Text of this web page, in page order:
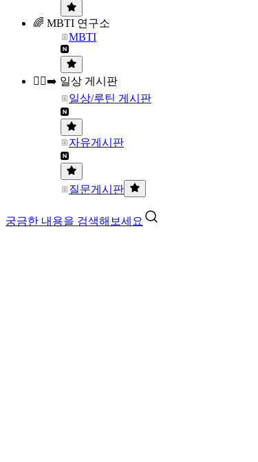
🌈 MBTI 연구소
MBTI
🏃‍♀️‍➡️ 일상 게시판
일상/루틴 게시판
자유게시판
질문게시판
궁금한 내용을 검색해보세요